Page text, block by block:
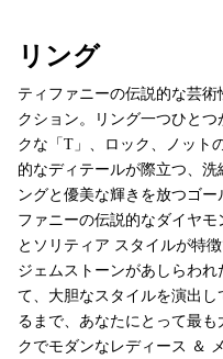
リング
ティファニーの伝説的な芸
クション。リング一つひと
クな「T」、ロック、ノット
的なディテールが際立つ、
ングと優美な輝きを放つゴ
ファニーの伝説的なダイヤ
とソリティア スタイルが特
ジェムストーンがあしらわ
て、大胆なスタイルを演出
るまで、あなたにとって最
クでモダンなレディース ＆